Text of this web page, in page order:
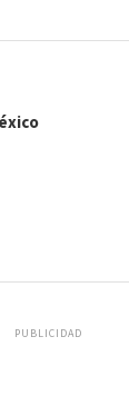
PUBLICIDAD